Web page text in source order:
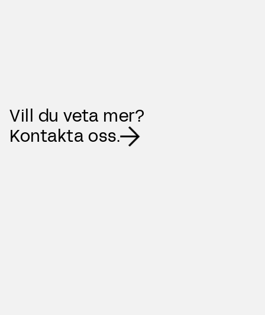
Vill du veta mer?
Kontakta oss.